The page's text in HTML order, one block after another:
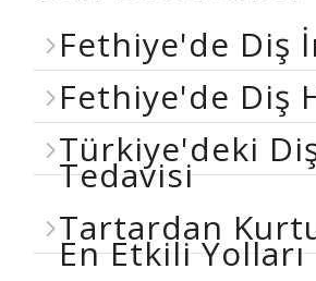
Fethiye'de Diş
Fethiye'de Diş
Türkiye'deki
Tedavisi
Tartardan
En Etkili Yolları